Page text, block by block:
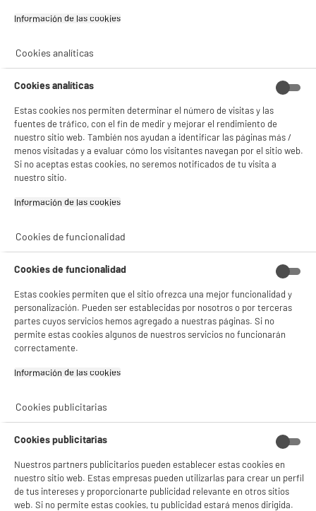
19
Hastaagosto 2029
Cambio por uno nuevo o por un cupón canjeable
Características
Marca VALBERG
Si aceptas, la experiencia será aún mejor. Si no acepta, se utilizarán cookies
¡Buena visita!
Gestionar cookies
Información de las cookies‎
Cookies analíticas
Cookies analíticas
Estas cookies nos permiten determinar el número de visitas y las
fuentes de tráfico, con el fin de medir y mejorar el rendimiento de
nuestro sitio web. También nos ayudan a identificar las páginas más /
menos visitadas y a evaluar cómo los visitantes navegan por el sitio web.
Si no aceptas estas cookies, no seremos notificados de tu visita a
nuestro sitio.
Información de las cookies‎
Cookies de funcionalidad
Cookies de funcionalidad
Estas cookies permiten que el sitio ofrezca una mejor funcionalidad y
personalización. Pueden ser establecidas por nosotros o por terceras
partes cuyos servicios hemos agregado a nuestras páginas. Si no
permite estas cookies algunos de nuestros servicios no funcionarán
correctamente.
Información de las cookies‎
Cookies publicitarias
Cookies publicitarias
Nuestros partners publicitarios pueden establecer estas cookies en
nuestro sitio web. Estas empresas pueden utilizarlas para crear un perfil
de tus intereses y proporcionarte publicidad relevante en otros sitios
web. Si no permite estas cookies, tu publicidad estará menos dirigida.